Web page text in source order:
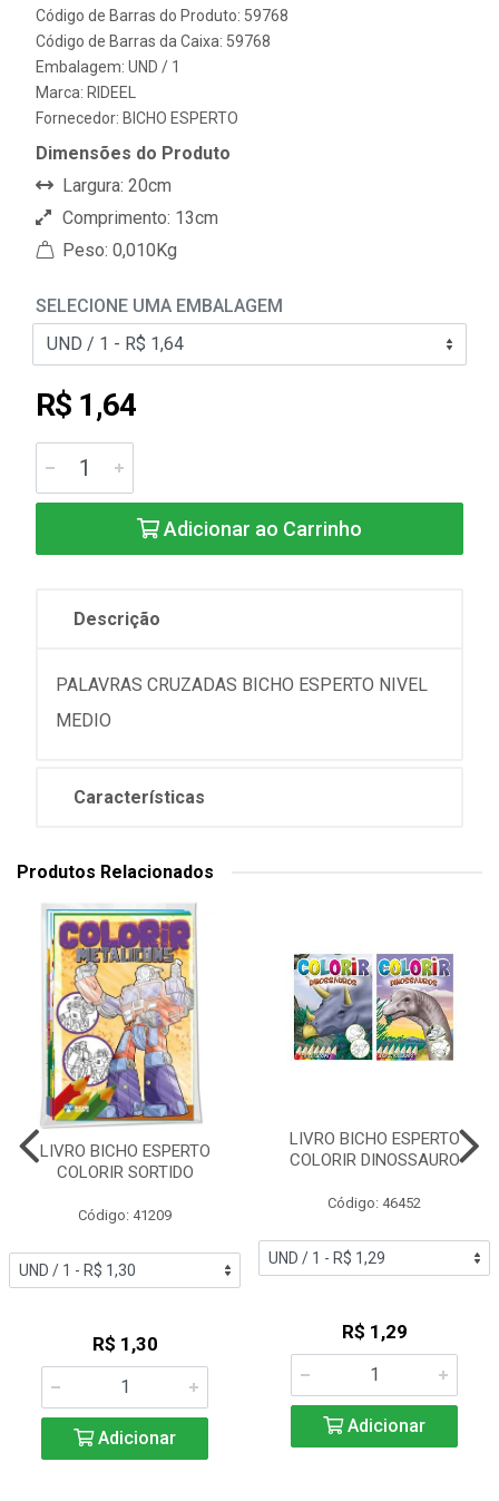
Código de Barras do Produto: 59768
Código de Barras da Caixa: 59768
Embalagem: UND / 1
Marca: RIDEEL
Fornecedor: BICHO ESPERTO
Dimensões do Produto
Largura: 20cm
Comprimento: 13cm
Peso: 0,010Kg
SELECIONE UMA EMBALAGEM
R$ 1,64
Adicionar ao Carrinho
Descrição
PALAVRAS CRUZADAS BICHO ESPERTO NIVEL
MEDIO
Características
Produtos Relacionados
LIVRO BICHO ESPERTO
COLORIR SORTIDO
Código: 41209
R$ 1,30
Adicionar
LIVRO BICHO ESPERTO
COLORIR DINOSSAURO
Código: 46452
R$ 1,29
Adicionar